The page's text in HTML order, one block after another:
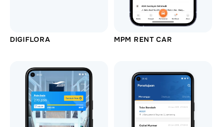
DIGIFLORA MPM RENT CAR